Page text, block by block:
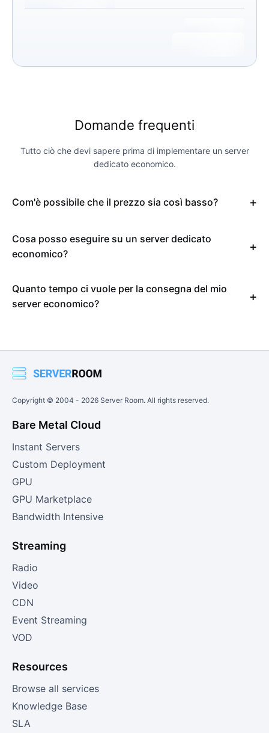
Domande frequenti
Tutto ciò che devi sapere prima di implementare un server
dedicato economico.
Com'è possibile che il prezzo sia così basso?
Cosa posso eseguire su un server dedicato
economico?
Quanto tempo ci vuole per la consegna del mio
server economico?
Copyright © 2004 - 2026 Server Room. All rights reserved.
Bare Metal Cloud
Instant Servers
Custom Deployment
GPU
GPU Marketplace
Bandwidth Intensive
Streaming
Radio
Video
CDN
Event Streaming
VOD
Resources
Browse all services
Knowledge Base
SLA